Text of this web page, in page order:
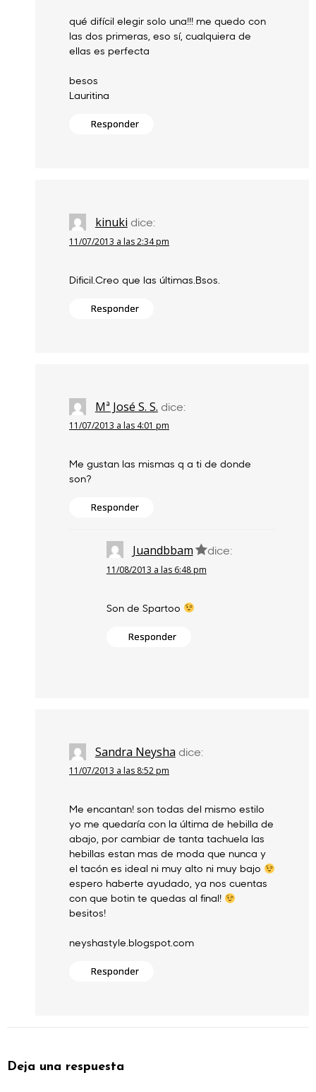
qué difícil elegir solo una!!! me quedo con
las dos primeras, eso sí, cualquiera de
ellas es perfecta
besos
Lauritina
Responder
kinuki dice:
11/07/2013 a las 2:34 pm
Dificil.Creo que las últimas.Bsos.
Responder
Mª José S. S. dice:
11/07/2013 a las 4:01 pm
Me gustan las mismas q a ti de donde
son?
Responder
Juandbbam dice:
11/08/2013 a las 6:48 pm
Son de Spartoo
Responder
Sandra Neysha dice:
11/07/2013 a las 8:52 pm
Me encantan! son todas del mismo estilo
yo me quedaría con la última de hebilla de
abajo, por cambiar de tanta tachuela las
hebillas estan mas de moda que nunca y
el tacón es ideal ni muy alto ni muy bajo
espero haberte ayudado, ya nos cuentas
con que botin te quedas al final!
besitos!
neyshastyle.blogspot.com
Responder
Deja una respuesta